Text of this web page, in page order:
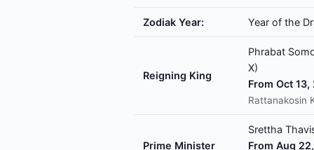
Zodiak Year: Year of the
Reigning King
Phrabat
X)
From Oct
Rattanakosin
Prime Minister
Srettha
From Aug